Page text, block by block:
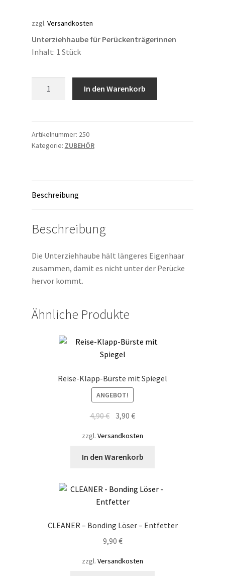
zzgl. Versandkosten
Unterziehhaube für Perückenträgerinnen
Inhalt: 1 Stück
In den Warenkorb
Artikelnummer: 250
Kategorie: ZUBEHÖR
Beschreibung
Beschreibung
Die Unterziehhaube hält längeres Eigenhaar
zusammen, damit es nicht unter der Perücke
hervor kommt.
Ähnliche Produkte
Reise-Klapp-Bürste mit Spiegel
ANGEBOT!
4,90€ Ursprünglicher
war:
4,90 €
3,90€Aktueller
ist:
3,90 €.
zzgl. Versandkosten
In den Warenkorb
CLEANER – Bonding Löser – Entfetter
9,90 €
zzgl. Versandkosten